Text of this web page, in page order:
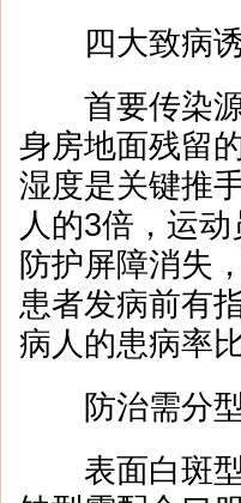
四大致病诱
首要传染源
身房地面残留
湿度是关键推
人的3倍，运
防护屏障消失
患者发病前有
病人的患病率
防治需分型
表面白斑型